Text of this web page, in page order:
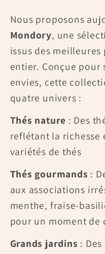
Nous proposons
Mondory, une
issus des
entier. Conçue
envies, cette
quatre univers :
Thés nature : Des
reflétant la richesse
variétés de thés
Thés gourmands :
aux associations
menthe, fraise-
pour un moment de
Grands jardins :